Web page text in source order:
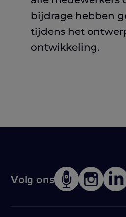
bijdrage hebben
tijdens het
ontwikkeling.
Volg ons